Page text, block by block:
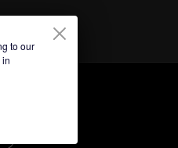
to our
プ